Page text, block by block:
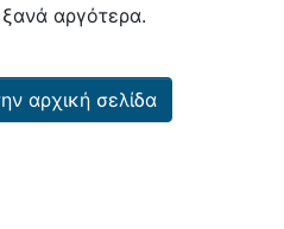
αργότερα.
αρχική σελίδα